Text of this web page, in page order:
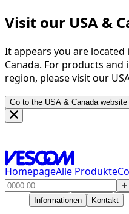
Visit our USA &
It appears you are
Canada. For products
region, please visit our
Go to the USA & Canada website
HomepageAlle Produkte
Produkte
Informationen
Kontakt